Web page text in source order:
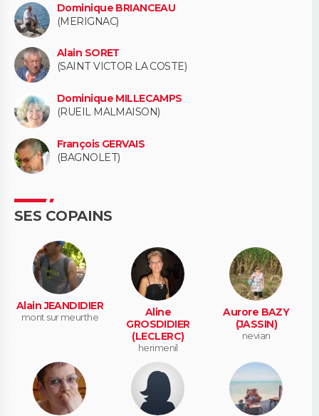
Dominique BRIANCEAU
(MERIGNAC)
Alain SORET
(SAINT VICTOR LA COSTE)
Dominique MILLECAMPS
(RUEIL MALMAISON)
François GERVAIS
(BAGNOLET)
SES COPAINS
Alain JEANDIDIER
mont sur meurthe
Aline
GROSDIDIER
(LECLERC)
herimenil
Aurore BAZY
(JASSIN)
nevian